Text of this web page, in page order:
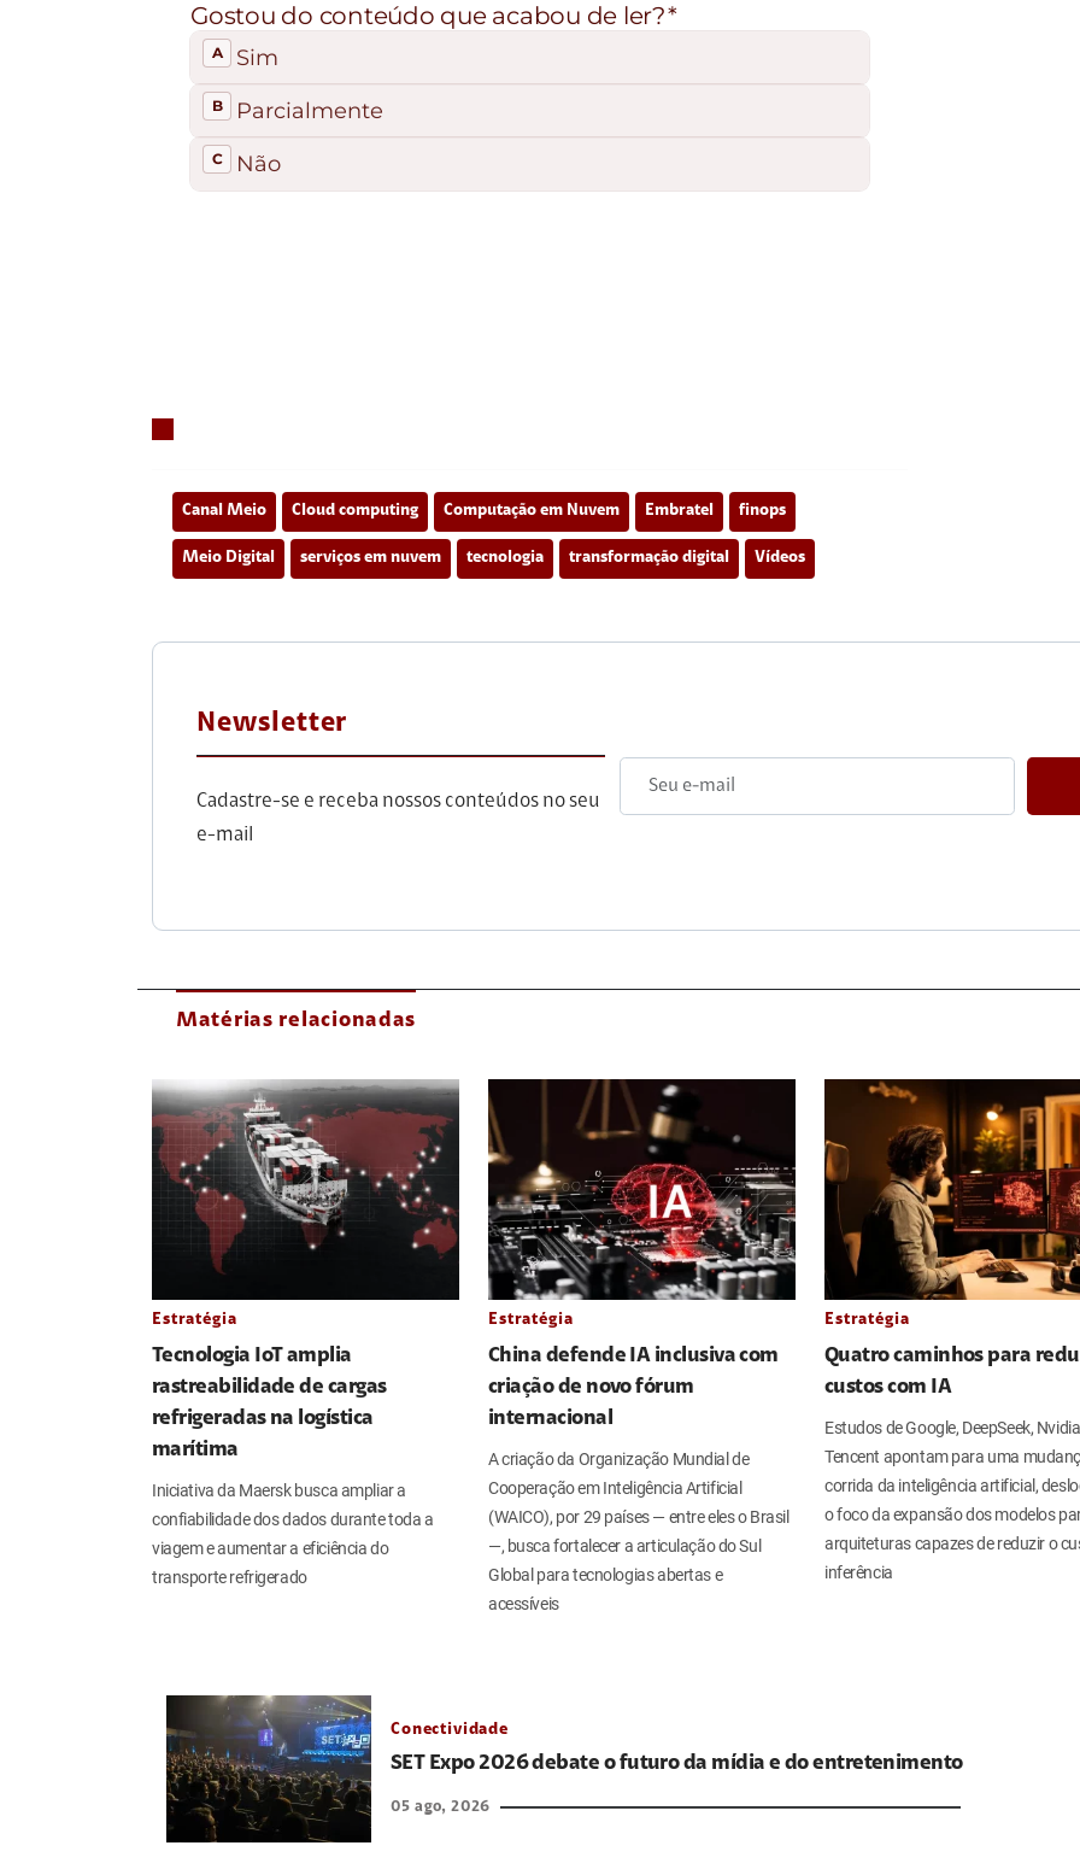
Canal Meio Cloud computing Computação em Nuvem Embratel finops
Meio Digital serviços em nuvem tecnologia transformação digital Vídeos
Newsletter
Cadastre-se e receba nossos conteúdos no seu
e-mail
Matérias relacionadas
Estratégia
Tecnologia IoT amplia
rastreabilidade de cargas
refrigeradas na logística
marítima
Iniciativa da Maersk busca ampliar a
confiabilidade dos dados durante toda a
viagem e aumentar a eficiência do
transporte refrigerado
Estratégia
China defende IA inclusiva com
criação de novo fórum
internacional
A criação da Organização Mundial de
Cooperação em Inteligência Artificial
(WAICO), por 29 países — entre eles o Brasil
—, busca fortalecer a articulação do Sul
Global para tecnologias abertas e
acessíveis
Estratégia
Quatro caminhos para
custos com IA
Estudos de Google, DeepSeek,
Tencent apontam para uma
corrida da inteligência artificial,
o foco da expansão dos modelos
arquiteturas capazes de reduzir o
inferência
Conectividade
SET Expo 2026 debate o futuro da mídia e do entretenimento
05 ago, 2026